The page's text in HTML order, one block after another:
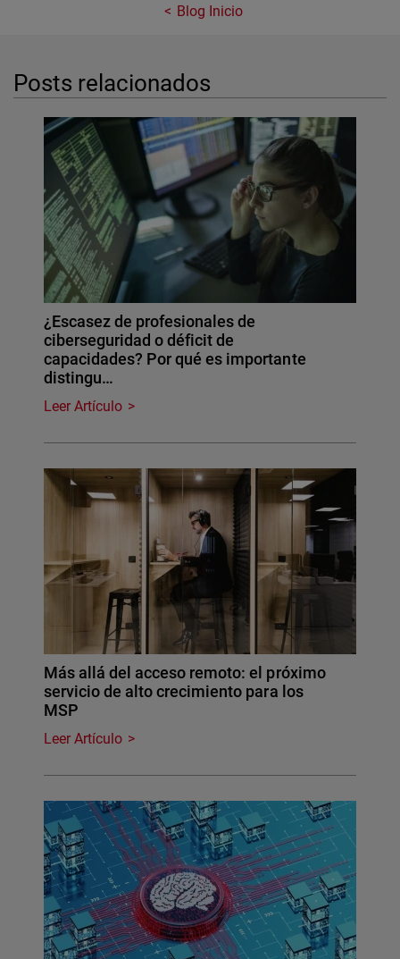
Blog Inicio
Posts relacionados
¿Escasez de profesionales de
ciberseguridad o déficit de
capacidades? Por qué es importante
distingu…
Leer Artículo
Más allá del acceso remoto: el próximo
servicio de alto crecimiento para los
MSP
Leer Artículo